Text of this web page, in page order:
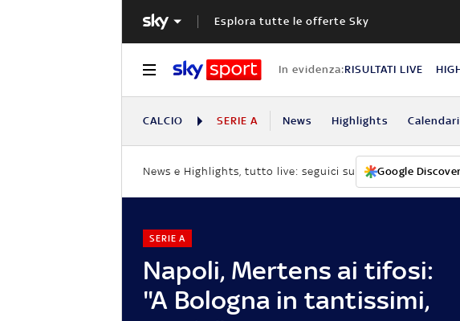
Esplora tutte le offerte Sky
In evidenza:RISULTATI LIVE
CALCIO SERIE A News Highlights
News e Highlights, tutto live: seguici su Google Discover
Napoli, Mertens ai tifosi:
"A Bologna in tantissimi,
SERIE A